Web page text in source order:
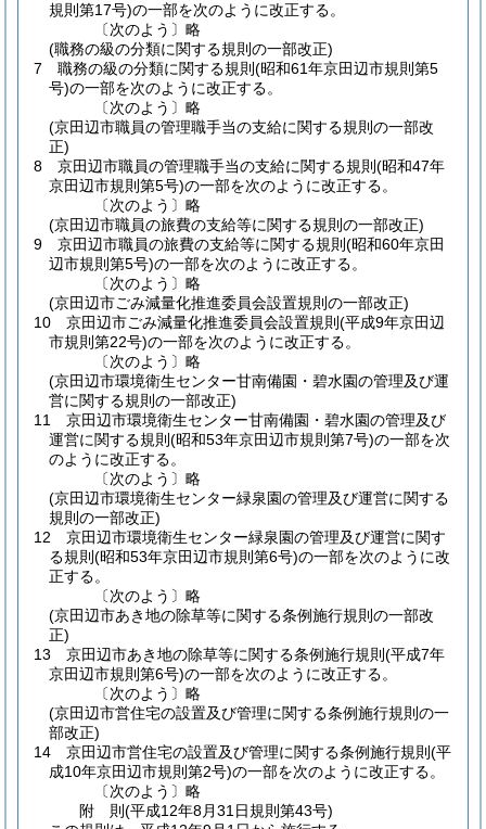
規則第17号)の一部を次のように改正する。
〔次のよう〕略
(職務の級の分類に関する規則の一部改正)
7
職務の級の分類に関する規則 (昭和61年京田辺市規則第5
号)の一部を次のように改正する。
〔次のよう〕略
(京田辺市職員の管理職手当の支給に関する規則の一部改
正)
8
京田辺市職員の管理職手当の支給に関する規則 (昭和47年
京田辺市規則第5号)の一部を次のように改正する。
〔次のよう〕略
(京田辺市職員の旅費の支給等に関する規則の一部改正)
9
京田辺市職員の旅費の支給等に関する規則 (昭和60年京田
辺市規則第5号)の一部を次のように改正する。
〔次のよう〕略
(京田辺市ごみ減量化推進委員会設置規則の一部改正)
10
京田辺市ごみ減量化推進委員会設置規則 (平成9年京田辺
市規則第22号)の一部を次のように改正する。
〔次のよう〕略
(京田辺市環境衛生センター甘南備園・碧水園の管理及び運
営に関する規則の一部改正)
11
京田辺市環境衛生センター甘南備園・碧水園の管理及び
運営に関する規則 (昭和53年京田辺市規則第7号)の一部を次
のように改正する。
〔次のよう〕略
(京田辺市環境衛生センター緑泉園の管理及び運営に関する
規則の一部改正)
12
京田辺市環境衛生センター緑泉園の管理及び運営に関す
る規則 (昭和53年京田辺市規則第6号)の一部を次のように改
正する。
〔次のよう〕略
(京田辺市あき地の除草等に関する条例施行規則の一部改
正)
13
京田辺市あき地の除草等に関する条例施行規則 (平成7年
京田辺市規則第6号)の一部を次のように改正する。
〔次のよう〕略
(京田辺市営住宅の設置及び管理に関する条例施行規則の一
部改正)
14
京田辺市営住宅の設置及び管理に関する条例施行規則 (平
成10年京田辺市規則第2号)の一部を次のように改正する。
〔次のよう〕略
附 則(平成12年8月31日規則第43号)